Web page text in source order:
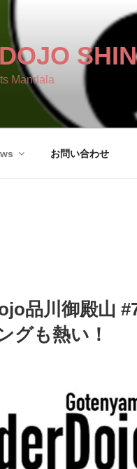
Mandala
お問い合わせ
品川御殿山
グも熱い！